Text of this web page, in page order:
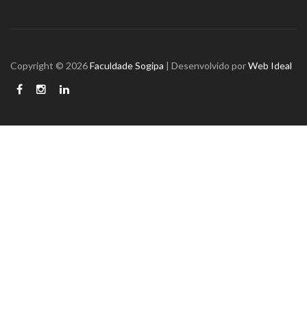
Copyright © 2026Faculdade Sogipa | Desenvolvido porWeb Ideal